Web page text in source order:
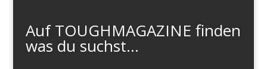
Auf TOUGHMAGAZINE finden
was du suchst...